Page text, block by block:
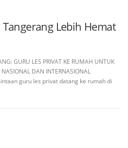
Lebih Hemat
GURU LES PRIVAT KE RUMAH UNTUK
DAN INTERNASIONAL
guru les privat datang ke rumah di